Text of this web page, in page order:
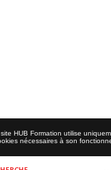
HUB Formation utilise
nécessaires à son